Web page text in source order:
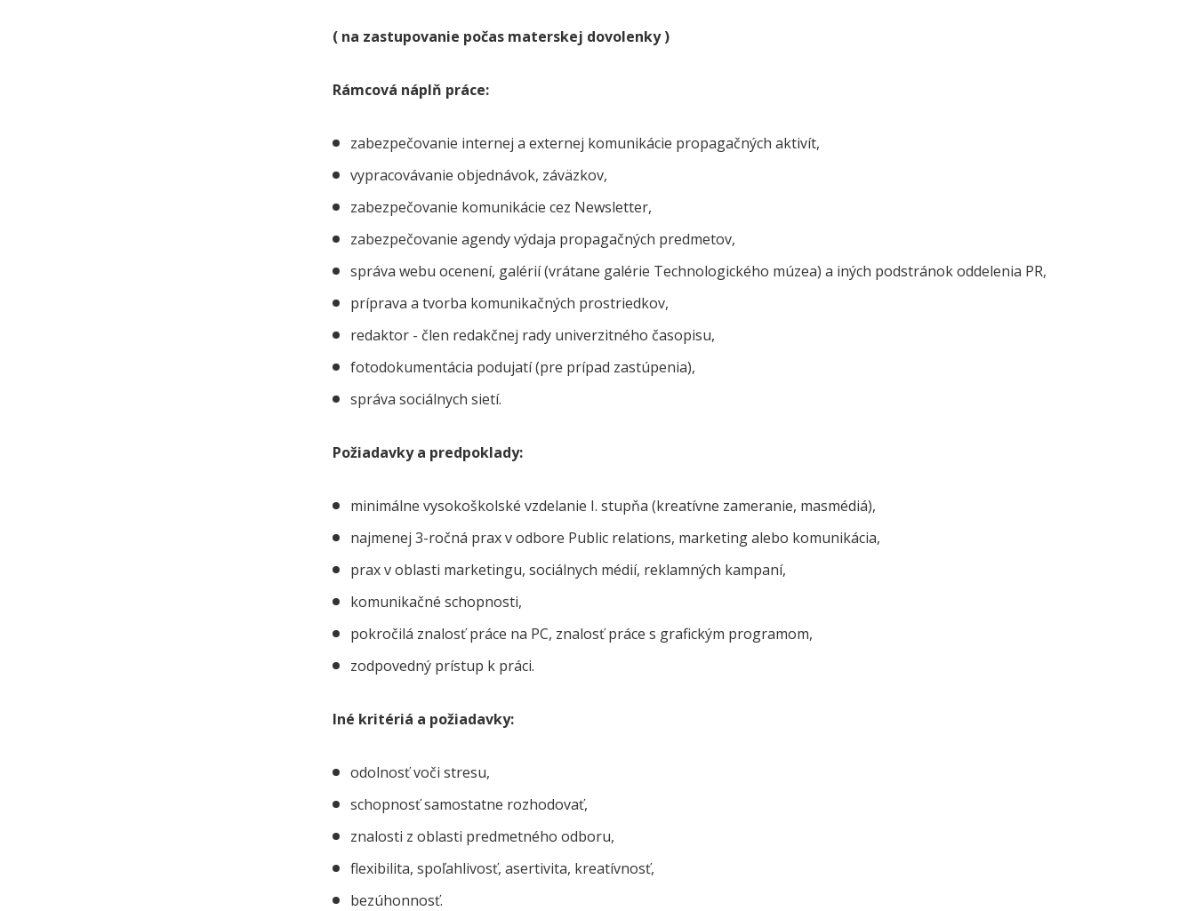
( na zastupovanie počas materskej dovolenky )
Rámcová náplň práce:
zabezpečovanie internej a externej komunikácie propagačných aktivít,
vypracovávanie objednávok, záväzkov,
zabezpečovanie komunikácie cez Newsletter,
zabezpečovanie agendy výdaja propagačných predmetov,
správa webu ocenení, galérií (vrátane galérie Technologického múzea) a iných podstránok oddelenia PR,
príprava a tvorba komunikačných prostriedkov,
redaktor - člen redakčnej rady univerzitného časopisu,
fotodokumentácia podujatí (pre prípad zastúpenia),
správa sociálnych sietí.
Požiadavky a predpoklady:
minimálne vysokoškolské vzdelanie I. stupňa (kreatívne zameranie, masmédiá),
najmenej 3-ročná prax v odbore Public relations, marketing alebo komunikácia,
prax v oblasti marketingu, sociálnych médií, reklamných kampaní,
komunikačné schopnosti,
pokročilá znalosť práce na PC, znalosť práce s grafickým programom,
zodpovedný prístup k práci.
Iné kritériá a požiadavky:
odolnosť voči stresu,
schopnosť samostatne rozhodovať,
znalosti z oblasti predmetného odboru,
flexibilita, spoľahlivosť, asertivita, kreatívnosť,
bezúhonnosť.